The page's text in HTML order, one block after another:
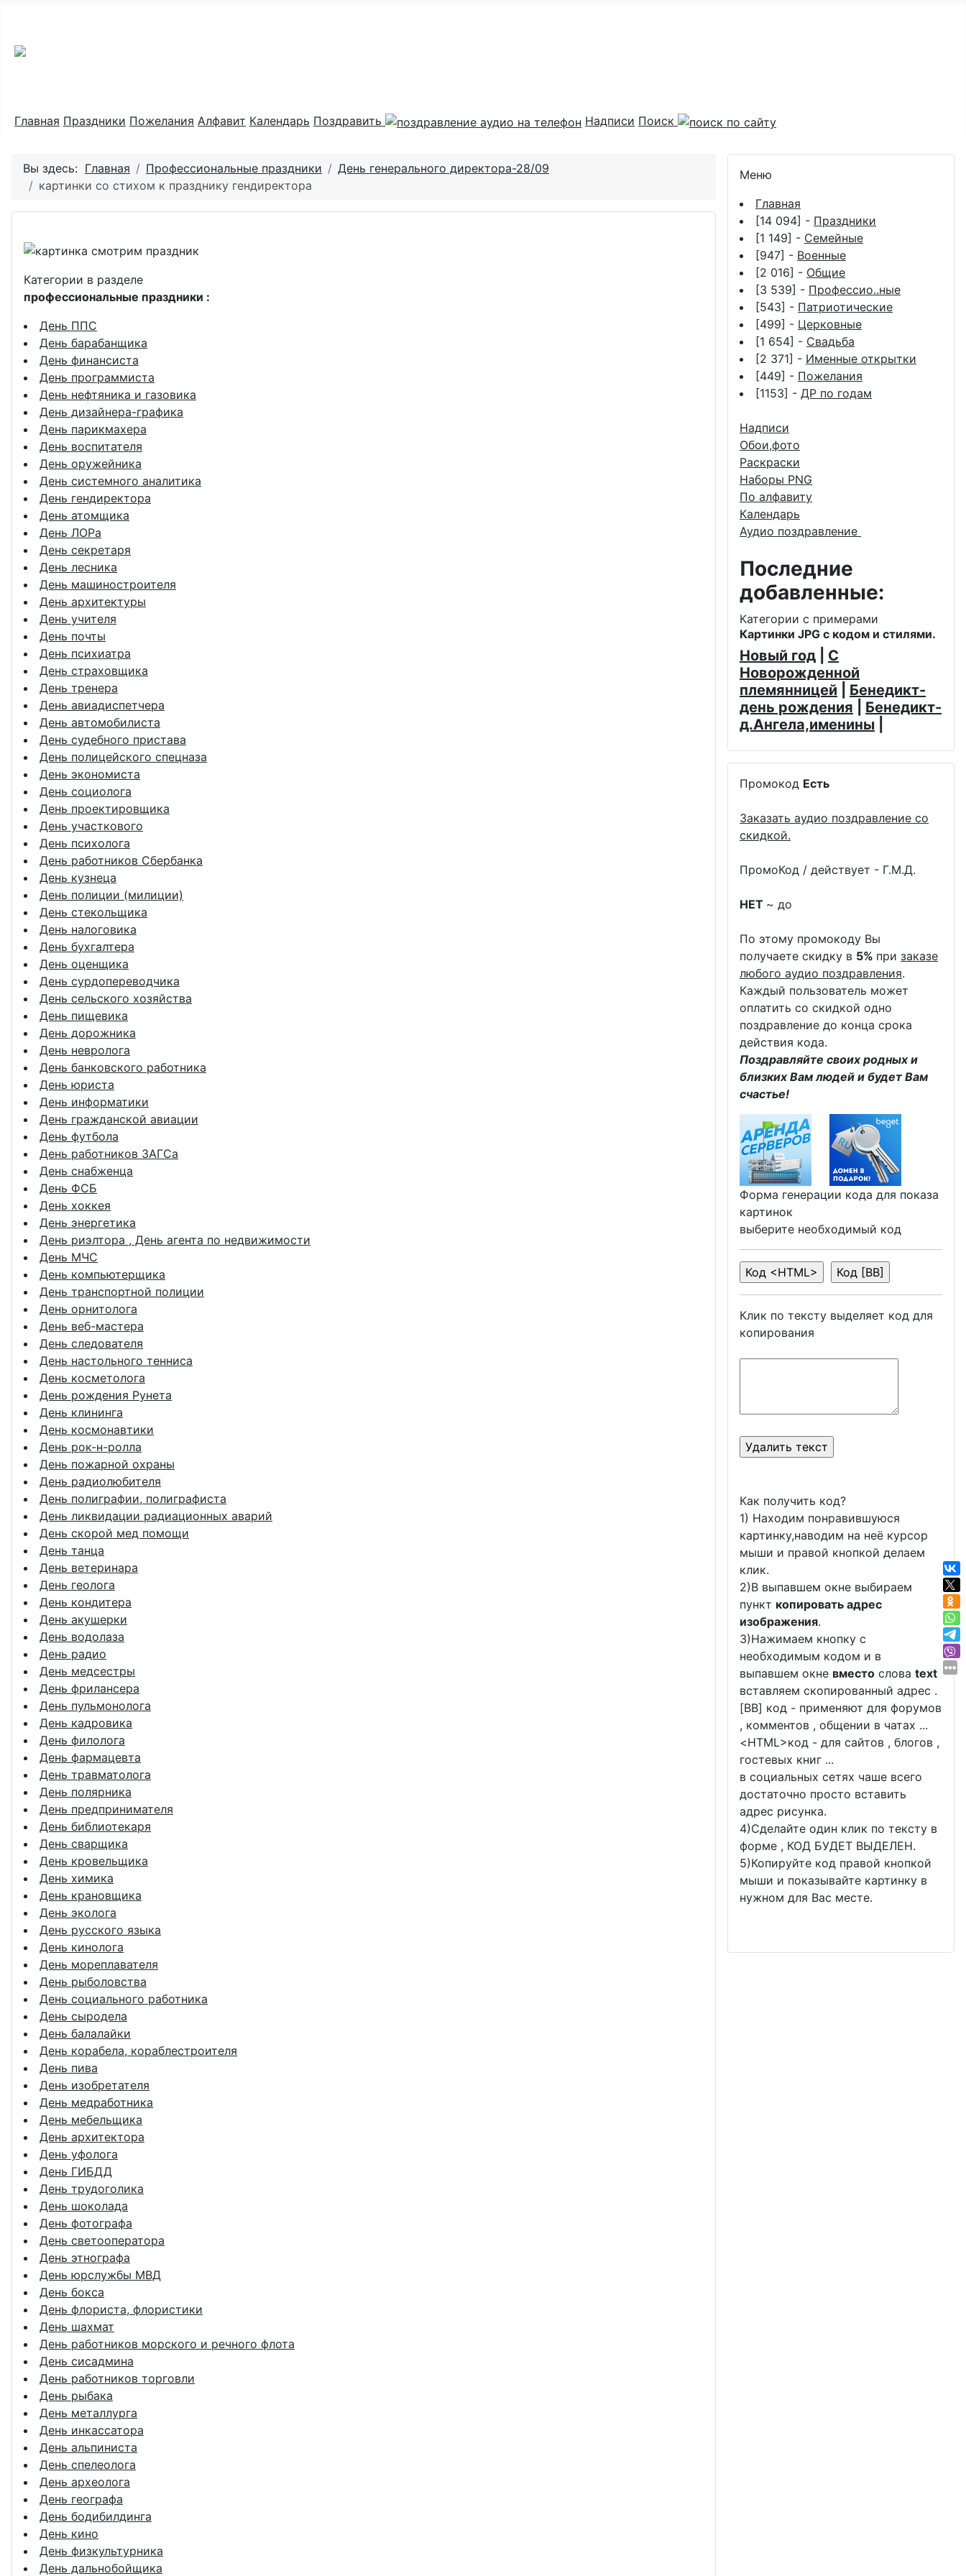
Главная Праздники Пожелания Алфавит Календарь Поздравить Надписи Поиск
Вы здесь: Главная Профессиональные праздники
День генерального директора-28/09
картинки со стихом к празднику гендиректора
Категории в разделе
профессиональные праздники :
День ППС
День барабанщика
День финансиста
День программиста
День нефтяника и газовика
День дизайнера-графика
День парикмахера
День воспитателя
День оружейника
День системного аналитика
День гендиректора
День атомщика
День ЛОРа
День секретаря
День лесника
День машиностроителя
День архитектуры
День учителя
День почты
День психиатра
День страховщика
День тренера
День авиадиспетчера
День автомобилиста
День судебного пристава
День полицейского спецназа
День экономиста
День социолога
День проектировщика
День участкового
День психолога
День работников Сбербанка
День кузнеца
День полиции (милиции)
День стекольщика
День налоговика
День бухгалтера
День оценщика
День сурдопереводчика
День сельского хозяйства
День пищевика
День дорожника
День невролога
День банковского работника
День юриста
День информатики
День гражданской авиации
День футбола
День работников ЗАГСа
День снабженца
День ФСБ
День хоккея
День энергетика
День риэлтора , День агента по недвижимости
День МЧС
День компьютерщика
День транспортной полиции
День орнитолога
День веб-мастера
День следователя
День настольного тенниса
День косметолога
День рождения Рунета
День клининга
День космонавтики
День рок-н-ролла
День пожарной охраны
День радиолюбителя
День полиграфии, полиграфиста
День ликвидации радиационных аварий
День скорой мед помощи
День танца
День ветеринара
День геолога
День кондитера
День акушерки
День водолаза
День радио
День медсестры
День фрилансера
День пульмонолога
День кадровика
День филолога
День фармацевта
День травматолога
День полярника
День предпринимателя
День библиотекаря
День сварщика
День кровельщика
День химика
День крановщика
День эколога
День русского языка
День кинолога
День мореплавателя
День рыболовства
День социального работника
День сыродела
День балалайки
День корабела, кораблестроителя
День пива
День изобретателя
День медработника
День мебельщика
День архитектора
День уфолога
День ГИБДД
День трудоголика
День шоколада
День фотографа
День светооператора
День этнографа
День юрслужбы МВД
День бокса
День флориста, флористики
День шахмат
День работников морского и речного флота
День сисадмина
День работников торговли
День рыбака
День металлурга
День инкассатора
День альпиниста
День спелеолога
День археолога
День географа
День бодибилдинга
День кино
День физкультурника
День дальнобойщика
Меню
Главная
[14 094] - Праздники
[1 149] - Семейные
[947] - Военные
[2 016] - Общие
[3 539] - Профессио..ные
[543] - Патриотические
[499] - Церковные
[1 654] - Свадьба
[2 371] - Именные открытки
[449] - Пожелания
[1153] - ДР по годам
Надписи
Обои,фото
Раскраски
Наборы PNG
По алфавиту
Календарь
Аудио поздравление
Последние
добавленные:
Категории с примерами
Картинки JPG с кодом и стилями.
Новый год
С
Новорожденной
племянницей
Бенедикт-
день рождения
Бенедикт-
д.Ангела,именины
Промокод Есть
Заказать аудио поздравление со
скидкой.
ПромоКод / действует - Г.М.Д.
НЕТ ~ до
По этому промокоду Вы
получаете скидку в 5% при заказе
любого аудио поздравления.
Каждый пользователь может
оплатить со скидкой одно
поздравление до конца срока
действия кода.
Поздравляйте своих родных и
близких Вам людей и будет Вам
счастье!
Форма генерации кода для показа
картинок
выберите необходимый код
Клик по тексту выделяет код для
копирования
Как получить код?
1) Находим понравившуюся
картинку,наводим на неё курсор
мыши и правой кнопкой делаем
клик.
2)В выпавшем окне выбираем
пункт копировать адрес
изображения.
3)Нажимаем кнопку с
необходимым кодом и в
выпавшем окне вместо слова text
вставляем скопированный адрес .
[BB] код - применяют для форумов
, комментов , общении в чатах ...
<HTML>код - для сайтов , блогов ,
гостевых книг ...
в социальных сетях чаше всего
достаточно просто вставить
адрес рисунка.
4)Сделайте один клик по тексту в
форме , КОД БУДЕТ ВЫДЕЛЕН.
5)Копируйте код правой кнопкой
мыши и показывайте картинку в
нужном для Вас месте.